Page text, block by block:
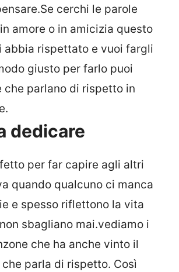
cerchi le parole
amore o in amicizia questo
abbia rispettato e vuoi fargli
giusto per farlo puoi
che parlano di rispetto in
dedicare
per far capire agli altri
quando qualcuno ci manca
e spesso riflettono la vita
sbagliano mai.vediamo i
che ha anche vinto il
parla di rispetto. Così